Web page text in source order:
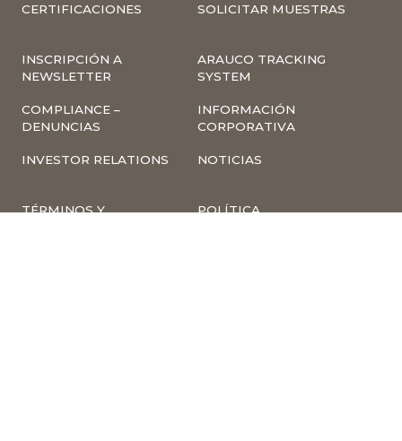
CERTIFICACIONES SOLICITAR MUESTRAS
INSCRIPCIÓN A
NEWSLETTER
ARAUCO TRACKING
SYSTEM
COMPLIANCE –
DENUNCIAS
INFORMACIÓN
CORPORATIVA
INVESTOR RELATIONS NOTICIAS
TÉRMINOS Y
POLÍTICA